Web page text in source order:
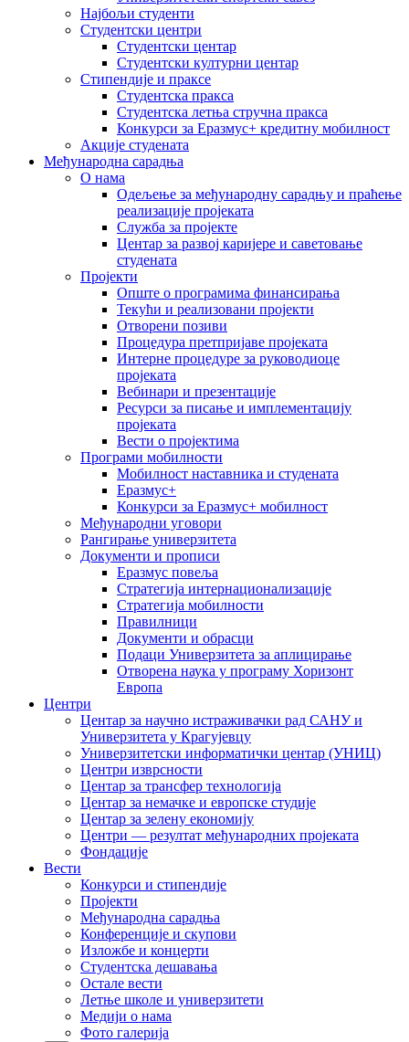
Најбољи студенти
Студентски центри
Студентски центар
Студентски културни центар
Стипендије и праксе
Студентска пракса
Студентска летња стручна пракса
Конкурси за Еразмус+ кредитну мобилност
Акције студената
Међународна сарадња
О нама
Одељење за међународну сарадњу и праћење
реализације пројеката
Служба за пројекте
Центар за развој каријере и саветовање
студената
Пројекти
Опште о програмима финансирања
Текући и реализовани пројекти
Отворени позиви
Процедура претпријаве пројеката
Интерне процедуре за руководиоце
пројеката
Вебинари и презентације
Ресурси за писање и имплементацију
пројеката
Вести о пројектима
Програми мобилности
Мобилност наставника и студената
Еразмус+
Конкурси за Еразмус+ мобилност
Међународни уговори
Рангирање универзитета
Документи и прописи
Еразмус повеља
Стратегија интернационализације
Стратегија мобилности
Правилници
Документи и обрасци
Подаци Универзитета за аплицирање
Отворена наука у програму Хоризонт
Европа
Центри
Центар за научно истраживачки рад САНУ и
Универзитета у Крагујевцу
Универзитетски информатички центар (УНИЦ)
Центри изврсности
Центар за трансфер технологија
Центар за немачке и европске студије
Центар за зелену економију
Центри — резултат међународних пројеката
Фондације
Вести
Конкурси и стипендије
Пројекти
Међународна сарадња
Конференције и скупови
Изложбе и концерти
Студентска дешавања
Остале вести
Летње школе и универзитети
Медији о нама
Фото галерија